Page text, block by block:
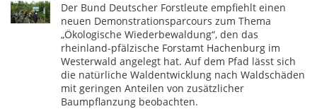
Der Bund Deutscher Forstleute empfiehlt einen
neuen Demonstrationsparcours zum Thema
„Ökologische Wiederbewaldung“, den das
rheinland-pfälzische Forstamt Hachenburg im
Westerwald angelegt hat. Auf dem Pfad lässt sich
die natürliche Waldentwicklung nach Waldschäden
mit geringen Anteilen von zusätzlicher
Baumpflanzung beobachten.